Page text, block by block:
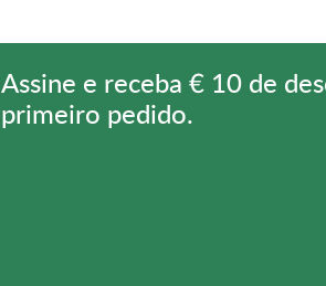
Assine e receba € 10 de
primeiro pedido.